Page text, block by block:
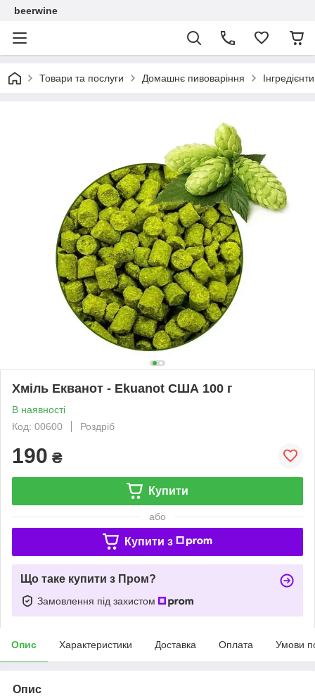
beerwine
Товари та послуги Домашнє пивоваріння
Хміль Eкванот - Ekuanot США 100 г
В наявності
Код: 00600
Роздріб
190 ₴
Купити
або
Купити з
Що таке купити з Пром?
Замовлення під захистом
Опис Характеристики Доставка Оплата Умови
Опис